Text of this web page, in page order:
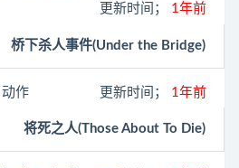
更新时间；
1年前
桥下杀人事件(Under the Bridge)
作 更新时间； 1年前
将死之人(Those About To Die)